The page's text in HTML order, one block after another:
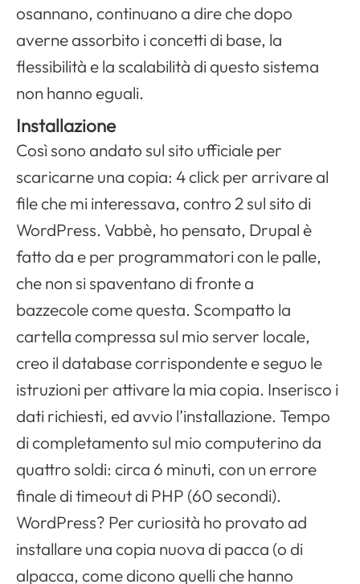
osannano, continuano a dire che dopo
averne assorbito i concetti di base, la
flessibilità e la scalabilità di questo sistema
non hanno eguali.
Installazione
Così sono andato sul sito ufficiale per
scaricarne una copia: 4 click per arrivare al
file che mi interessava, contro 2 sul sito di
WordPress. Vabbè, ho pensato, Drupal è
fatto da e per programmatori con le palle,
che non si spaventano di fronte a
bazzecole come questa. Scompatto la
cartella compressa sul mio server locale,
creo il database corrispondente e seguo le
istruzioni per attivare la mia copia. Inserisco i
dati richiesti, ed avvio l’installazione. Tempo
di completamento sul mio computerino da
quattro soldi: circa 6 minuti, con un errore
finale di timeout di PHP (60 secondi).
WordPress? Per curiosità ho provato ad
installare una copia nuova di pacca (o di
alpacca, come dicono quelli che hanno